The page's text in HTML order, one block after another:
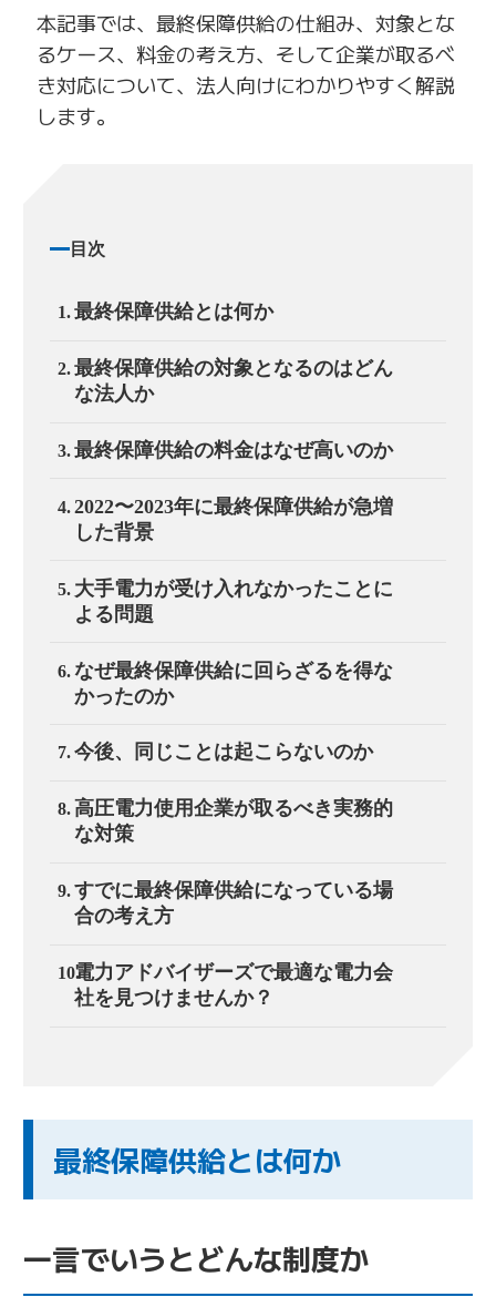
本記事では、最終保障供給の仕組み、対象とな
るケース、料金の考え方、そして企業が取るべ
き対応について、法人向けにわかりやすく解説
します。
目次
最終保障供給とは何か
最終保障供給の対象となるのはどん
な法人か
最終保障供給の料金はなぜ高いのか
2022〜2023年に最終保障供給が急増
した背景
大手電力が受け入れなかったことに
よる問題
なぜ最終保障供給に回らざるを得な
かったのか
今後、同じことは起こらないのか
高圧電力使用企業が取るべき実務的
な対策
すでに最終保障供給になっている場
合の考え方
電力アドバイザーズで最適な電力会
社を見つけませんか？
最終保障供給とは何か
一言でいうとどんな制度か